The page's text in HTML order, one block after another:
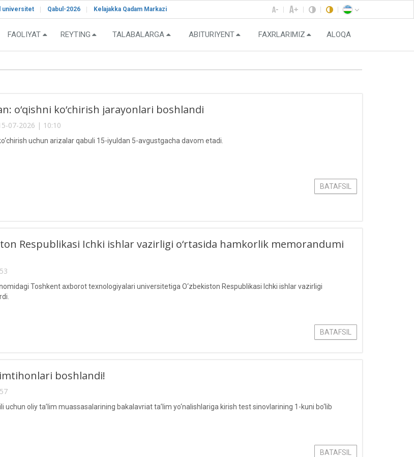
universitet Qabul-2026 Kelajakka Qadam Markazi
FAOLIYAT REYTING TALABALARGA ABITURIYENT FAXRLARIMIZ ALOQA
o‘qishni ko‘chirish jarayonlari boshlandi
07-2026 | 10:10
uchun arizalar qabuli 15-iyuldan 5-avgustgacha davom etadi.
BATAFSIL
Respublikasi Ichki ishlar vazirligi o‘rtasida hamkorlik memorandumi
Toshkent axborot texnologiyalari universitetiga O‘zbekiston Respublikasi Ichki ishlar vazirligi
BATAFSIL
boshlandi!
uchun oliy ta’lim muassasalarining bakalavriat ta’lim yo‘nalishlariga kirish test sinovlarining 1-kuni bo‘lib
BATAFSIL